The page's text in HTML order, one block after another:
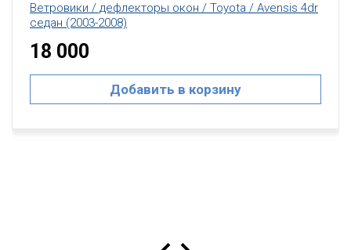
Ветровики / дефлекторы окон / Toyota / Avensis 4dr
седан (2003-2008)
18 000
Добавить в корзину